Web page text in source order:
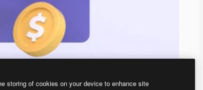
storing of cookies on your device to enhance site